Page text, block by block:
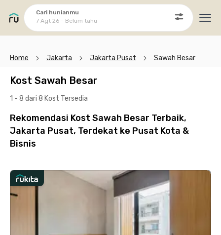
Cari hunianmu
7 Agt 26 - Belum tahu
Home Jakarta Jakarta Pusat Sawah Besar
Kost Sawah Besar
1 - 8 dari 8 Kost Tersedia
Rekomendasi Kost Sawah Besar Terbaik,
Jakarta Pusat, Terdekat ke Pusat Kota &
Bisnis